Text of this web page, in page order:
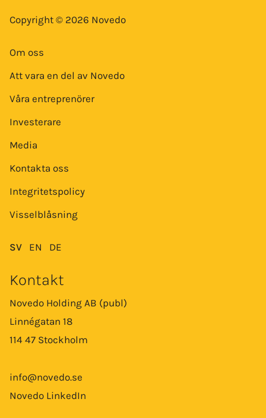
Copyright © 2026 Novedo
Om oss
Att vara en del av Novedo
Våra entreprenörer
Investerare
Media
Kontakta oss
Integritetspolicy
Visselblåsning
SV EN DE
Kontakt
Novedo Holding AB (publ)
Linnégatan 18
114 47 Stockholm
info@novedo.se
Novedo LinkedIn